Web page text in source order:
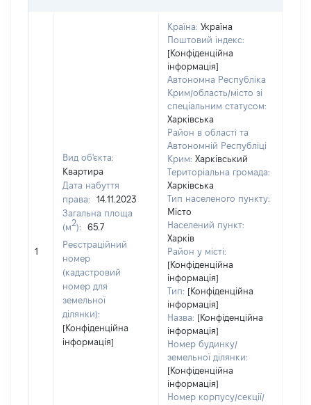
1
Вид об'єкта:
Квартира
Дата набуття
права:
14.11.2023
Загальна площа
(м2):
65.7
Реєстраційний
номер
(кадастровий
номер для
земельної
ділянки):
[Конфіденційна
інформація]
Країна: Україна
Поштовий індекс:
[Конфіденційна
інформація]
Автономна Республіка
Крим/область/місто зі
спеціальним статусом:
Харківська
Район в області та
Автономній Республіці
Крим: Харківський
Територіальна громада:
Харківська
Тип населеного пункту:
Місто
Населений пункт:
Харків
Район у місті:
[Конфіденційна
інформація]
Тип: [Конфіденційна
інформація]
Назва: [Конфіденційна
інформація]
Номер будинку/
земельної ділянки:
[Конфіденційна
інформація]
Номер корпусу/секції/